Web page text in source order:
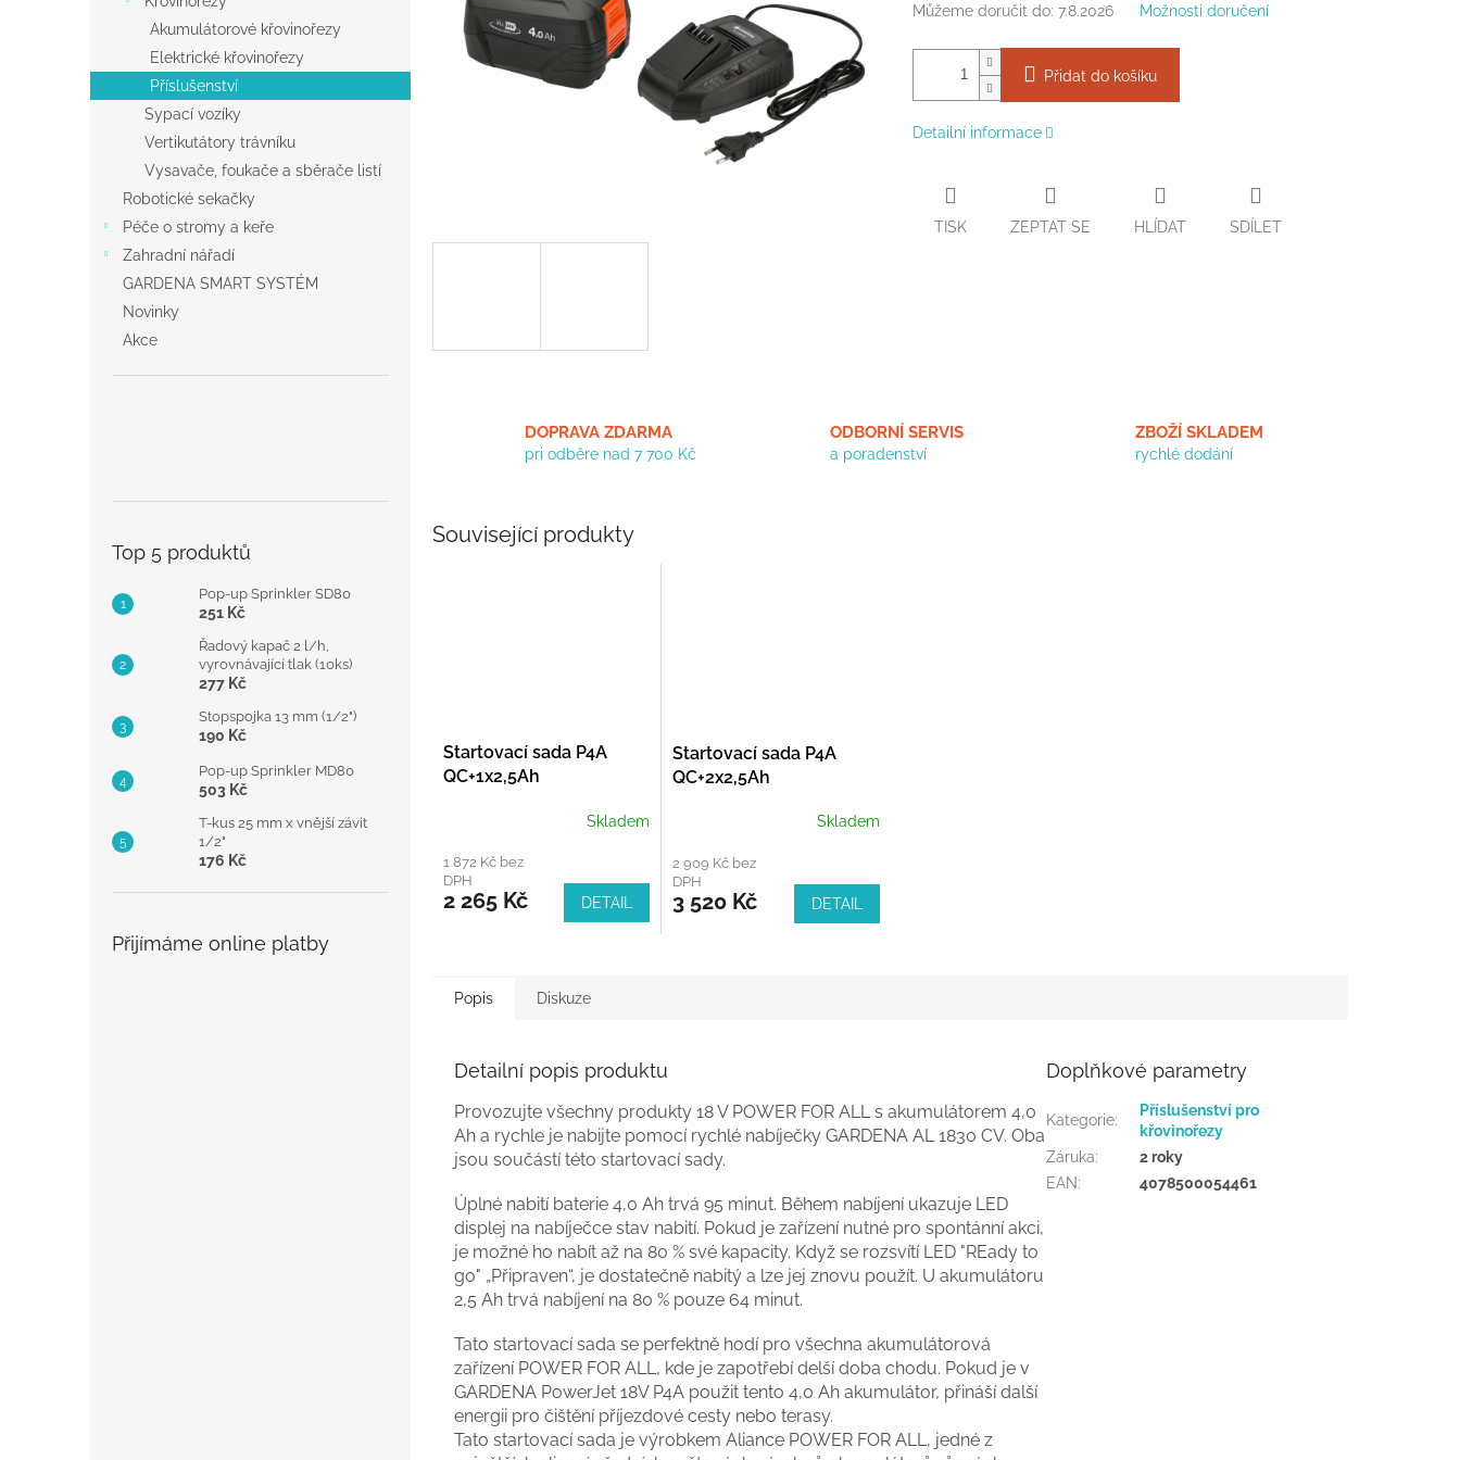
e
l
Akumulátorové křovinořezy
Elektrické křovinořezy
Příslušenství
Sypací vozíky
Vertikutátory trávníku
Vysavače, foukače a sběrače listí
Robotické sekačky
Péče o stromy a keře
Zahradní nářadí
GARDENA SMART SYSTÉM
Novinky
Akce
Top 5 produktů
Pop-up Sprinkler SD80
251 Kč
Řadový kapač 2 l/h,
vyrovnávající tlak (10ks)
277 Kč
Stopspojka 13 mm (1/2")
190 Kč
Pop-up Sprinkler MD80
503 Kč
T-kus 25 mm x vnější závit
1/2"
176 Kč
Přijímáme online platby
Můžeme doručit do: 7.8.2026 Možnosti doručení
Přidat do košíku
Detailní informace
TISK ZEPTAT SE HLÍDAT SDÍLET
DOPRAVA ZDARMA
pri odběre nad 7 700 Kč
ODBORNÍ SERVIS
a poradenství
ZBOŽÍ SKLADEM
rychlé dodání
Související produkty
Startovací sada P4A
QC+1x2,5Ah
Skladem
1 872 Kč bez
DPH
2 265 Kč DETAIL
Startovací sada P4A
QC+2x2,5Ah
Skladem
2 909 Kč bez
DPH
3 520 Kč DETAIL
Popis Diskuze
Detailní popis produktu
Provozujte všechny produkty 18 V POWER FOR ALL s akumulátorem 4,0
Ah a rychle je nabijte pomocí rychlé nabíječky GARDENA AL 1830 CV. Oba
jsou součástí této startovací sady.
Úplné nabití baterie 4,0 Ah trvá 95 minut. Během nabíjení ukazuje LED
displej na nabíječce stav nabití. Pokud je zařízení nutné pro spontánní akci,
je možné ho nabít až na 80 % své kapacity. Když se rozsvítí LED "REady to
go" „Připraven“, je dostatečně nabitý a lze jej znovu použít. U akumulátoru
2,5 Ah trvá nabíjení na 80 % pouze 64 minut.
Tato startovací sada se perfektně hodí pro všechna akumulátorová
zařízení POWER FOR ALL, kde je zapotřebí delší doba chodu. Pokud je v
GARDENA PowerJet 18V P4A použit tento 4,0 Ah akumulátor, přináší další
energii pro čištění příjezdové cesty nebo terasy.
Tato startovací sada je výrobkem Aliance POWER FOR ALL, jedné z
Doplňkové parametry
Kategorie:
Příslušenství pro
křovinořezy
Záruka:
2 roky
EAN: 4078500054461